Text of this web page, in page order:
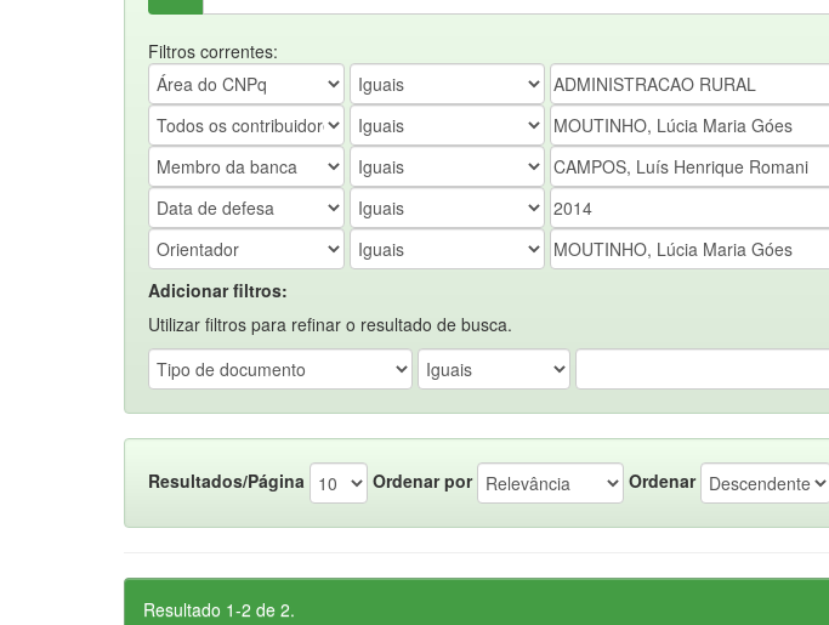
Filtros correntes:
Adicionar filtros:
Utilizar filtros para refinar o resultado de busca.
Resultados/Página Ordenar por Ordenar
Resultado 1-2 de 2.